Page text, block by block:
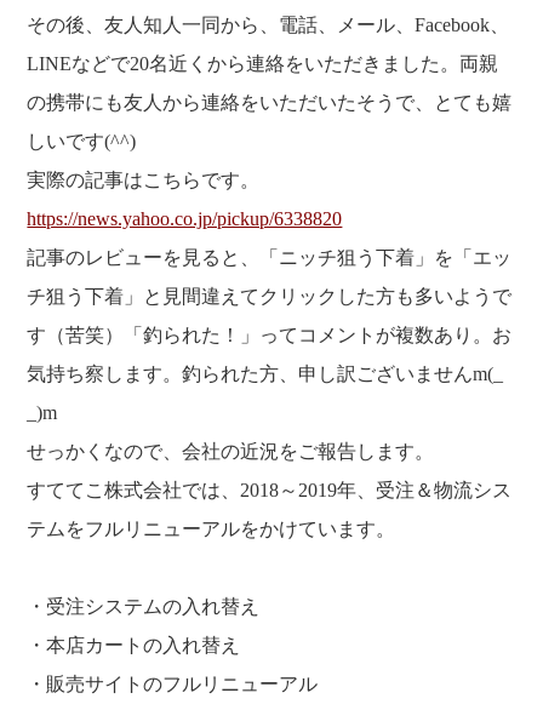
Wholesale
Seeking new supplier
自有品牌产品
批发的
募集制造公司
その後、友人知人一同から、電話、メール、Facebook、
LINEなどで20名近くから連絡をいただきました。両親
の携帯にも友人から連絡をいただいたそうで、とても嬉
しいです(^^)
実際の記事はこちらです。
https://news.yahoo.co.jp/pickup/6338820
記事のレビューを見ると、「ニッチ狙う下着」を「エッ
チ狙う下着」と見間違えてクリックした方も多いようで
す（苦笑）「釣られた！」ってコメントが複数あり。お
気持ち察します。釣られた方、申し訳ございませんm(_
_)m
せっかくなので、会社の近況をご報告します。
すててこ株式会社では、2018～2019年、受注＆物流シス
テムをフルリニューアルをかけています。
・受注システムの入れ替え
・本店カートの入れ替え
・販売サイトのフルリニューアル